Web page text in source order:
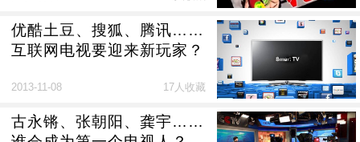
优酷土豆、搜狐、腾讯……
互联网电视要迎来新玩家？
2013-11-08 17人收藏
古永锵、张朝阳、龚宇……